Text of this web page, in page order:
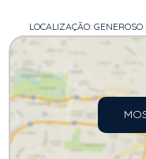
LOCALIZAÇÃO: